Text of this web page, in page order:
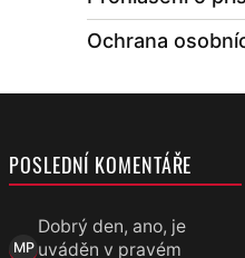
Ochrana
POSLEDNÍ KOMENTÁŘE
MP
Dobrý den, ano, je
uváděn v pravém